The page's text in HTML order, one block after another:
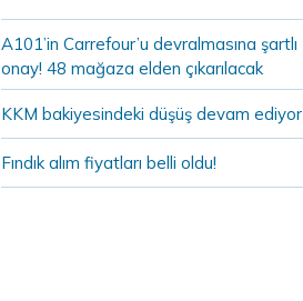
A101’in Carrefour’u devralmasına şartlı
onay! 48 mağaza elden çıkarılacak
KKM bakiyesindeki düşüş devam ediyor
Fındık alım fiyatları belli oldu!